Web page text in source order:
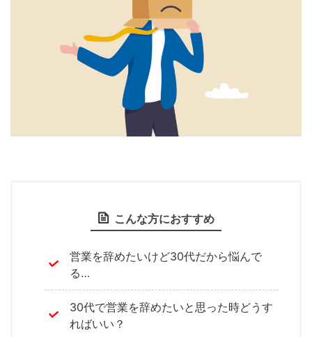
こんな方におすすめ
営業を辞めたいけど30代だから悩んで
る…
30代で営業を辞めたいと思った時どうす
ればいい？